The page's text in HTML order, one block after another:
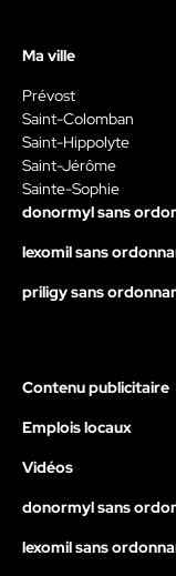
Ma ville
Prévost
Saint-Colomban
Saint-Hippolyte
Saint-Jérôme
Sainte-Sophie
donormyl sans
lexomil sans
priligy sans
Contenu publicitaire
Emplois locaux
Vidéos
donormyl sans
lexomil sans